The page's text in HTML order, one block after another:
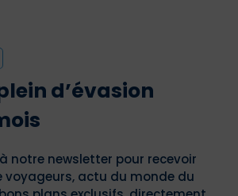
d’évasion
notre newsletter pour recevoir
voyageurs, actu du monde du